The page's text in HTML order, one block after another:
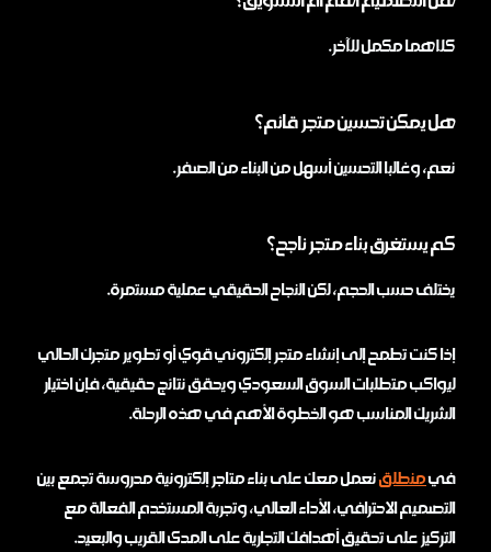
كلاهما مكمل للآخر.
هل يمكن تحسين متجر قائم؟
نعم، وغالبا التحسين أسهل من البناء من الصفر.
كم يستغرق بناء متجر ناجح؟
يختلف حسب الحجم، لكن النجاح الحقيقي عملية مستمرة.
إذا كنت تطمح إلى إنشاء متجر إلكتروني قوي أو تطوير متجرك الحالي
ليواكب متطلبات السوق السعودي ويحقق نتائج حقيقية، فإن اختيار
الشريك المناسب هو الخطوة الأهم في هذه الرحلة.
فيمنطلقنعمل معك على بناء متاجر إلكترونية مدروسة تجمع بين
التصميم الاحترافي، الأداء العالي، وتجربة المستخدم الفعالة مع
التركيز على تحقيق أهدافك التجارية على المدى القريب والبعيد.